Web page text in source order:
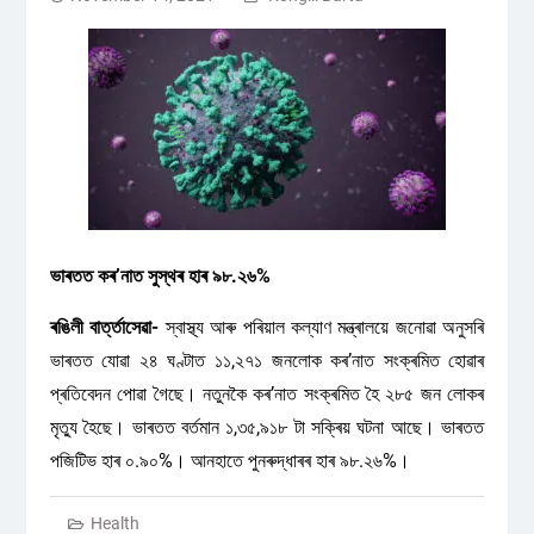
ভাৰতত কৰʼনাত সুস্থৰ হাৰ ৯৮.২৬%
ৰঙিলী বাৰ্ত্তাসেৱা- স্বাস্থ্য আৰু পৰিয়াল কল্যাণ মন্ত্ৰালয়ে জনোৱা অনুসৰি
ভাৰতত যোৱা ২৪ ঘণ্টাত ১১,২৭১ জনলোক কৰʼনাত সংক্ৰমিত হোৱাৰ
প্ৰতিবেদন পোৱা গৈছে। নতুনকৈ কৰʼনাত সংক্ৰমিত হৈ ২৮৫ জন লোকৰ
মৃত্যু হৈছে। ভাৰতত বৰ্তমান ১,৩৫,৯১৮ টা সক্ৰিয় ঘটনা আছে। ভাৰতত
পজিটিভ হাৰ ০.৯০%। আনহাতে পুনৰুদ্ধাৰৰ হাৰ ৯৮.২৬%।
Health